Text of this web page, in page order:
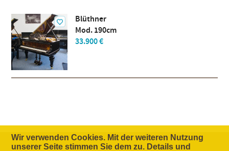
Blüthner
Mod. 190cm
33.900 €
Wir verwenden Cookies. Mit der weiteren Nutzung
unserer Seite stimmen Sie dem zu. Details und